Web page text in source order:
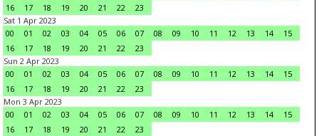
16
17 18 19 20 21 22
23
Sat 1 Apr 2023
00
01 02 03 04 05 06 07 08 09 10 11 12 13 14
15
16
17 18 19 20 21 22
23
Sun 2 Apr 2023
00
01 02 03 04 05 06 07 08 09 10 11 12 13 14
15
16
17 18 19 20 21 22
23
Mon 3 Apr 2023
00
01 02 03 04 05 06 07 08 09 10 11 12 13 14
15
16
17 18 19 20 21 22
23